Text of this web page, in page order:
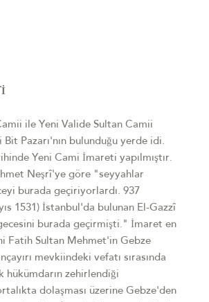
ile Yeni Valide Sultan Camii
Bit Pazarı'nın bulunduğu yerde idi.
Yeni Cami İmareti yapılmıştır.
Neşrî'ye göre "seyyahlar
burada geçiriyorlardı. 937
1531) İstanbul'da bulunan El-Gazzî
burada geçirmişti." İmaret en
Fatih Sultan Mehmet'in Gebze
mevkiindeki vefatı sırasında
hükümdarın zehirlendiği
dolaşması üzerine Gebze'den